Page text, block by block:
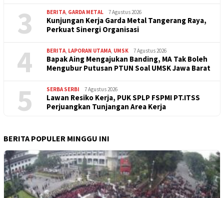
3 BERITA GARDA METAL 7 Agustus 2026
Kunjungan Kerja Garda Metal Tangerang Raya,
Perkuat Sinergi Organisasi
4 BERITA LAPORAN UTAMA UMSK 7 Agustus 2026
Bapak Aing Mengajukan Banding, MA Tak Boleh
Mengubur Putusan PTUN Soal UMSK Jawa Barat
5 SERBA SERBI 7 Agustus 2026
Lawan Resiko Kerja, PUK SPLP FSPMI PT.ITSS
Perjuangkan Tunjangan Area Kerja
BERITA POPULER MINGGU INI